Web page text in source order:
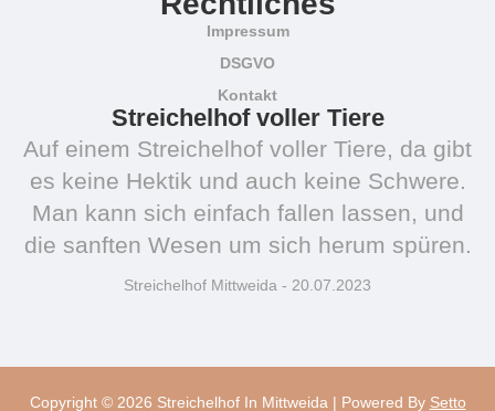
Impressum
DSGVO
Kontakt
Streichelhof voller Tiere
Auf einem Streichelhof voller Tiere, da gibt
es keine Hektik und auch keine Schwere.
Man kann sich einfach fallen lassen, und
die sanften Wesen um sich herum spüren.
Streichelhof Mittweida - 20.07.2023
Copyright © 2026 Streichelhof In Mittweida | Powered By Setto